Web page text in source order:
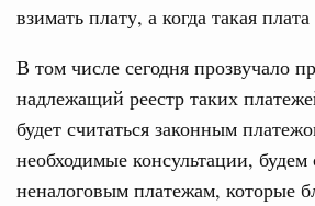
взимать плату, а когда такая
В том числе сегодня прозвучало
надлежащий реестр таких
будет считаться законным
необходимые консультации,
неналоговым платежам, которые